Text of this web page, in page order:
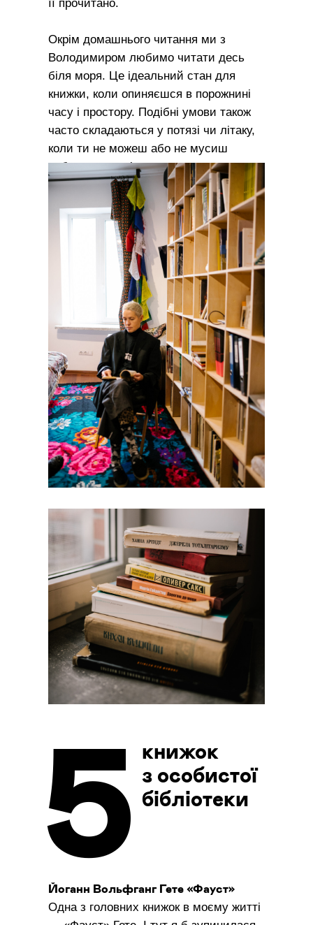
її прочитано.
Окрім домашнього читання ми з
Володимиром любимо читати десь
біля моря. Це ідеальний стан для
книжки, коли опиняєшся в порожнині
часу і простору. Подібні умови також
часто складаються у потязі чи літаку,
коли ти не можеш або не мусиш
робити чогось іншого.
Йоганн Вольфганг Гете «Фауст»
Одна з головних книжок в моєму житті
книжок
з особистої
бібліотеки
5